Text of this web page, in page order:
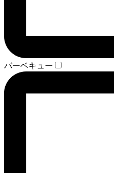
バーベキュー